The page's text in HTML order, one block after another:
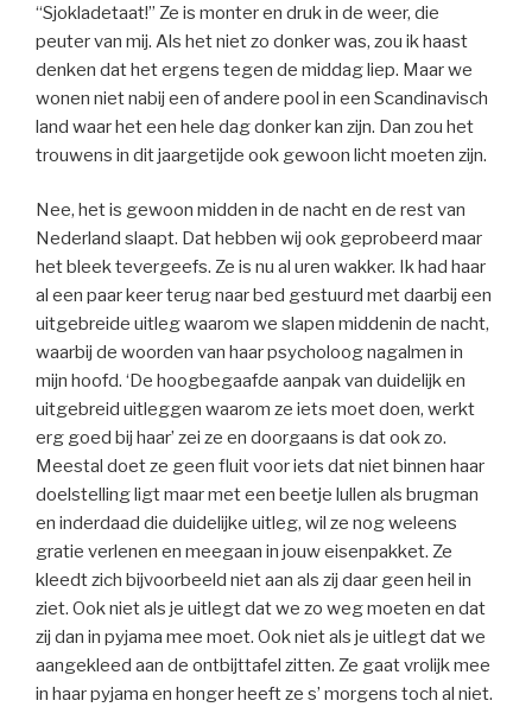
“Sjokladetaat!” Ze is monter en druk in de weer, die
peuter van mij. Als het niet zo donker was, zou ik haast
denken dat het ergens tegen de middag liep. Maar we
wonen niet nabij een of andere pool in een Scandinavisch
land waar het een hele dag donker kan zijn. Dan zou het
trouwens in dit jaargetijde ook gewoon licht moeten zijn.
Nee, het is gewoon midden in de nacht en de rest van
Nederland slaapt. Dat hebben wij ook geprobeerd maar
het bleek tevergeefs. Ze is nu al uren wakker. Ik had haar
al een paar keer terug naar bed gestuurd met daarbij een
uitgebreide uitleg waarom we slapen middenin de nacht,
waarbij de woorden van haar psycholoog nagalmen in
mijn hoofd. ‘De hoogbegaafde aanpak van duidelijk en
uitgebreid uitleggen waarom ze iets moet doen, werkt
erg goed bij haar’ zei ze en doorgaans is dat ook zo.
Meestal doet ze geen fluit voor iets dat niet binnen haar
doelstelling ligt maar met een beetje lullen als brugman
en inderdaad die duidelijke uitleg, wil ze nog weleens
gratie verlenen en meegaan in jouw eisenpakket. Ze
kleedt zich bijvoorbeeld niet aan als zij daar geen heil in
ziet. Ook niet als je uitlegt dat we zo weg moeten en dat
zij dan in pyjama mee moet. Ook niet als je uitlegt dat we
aangekleed aan de ontbijttafel zitten. Ze gaat vrolijk mee
in haar pyjama en honger heeft ze s’ morgens toch al niet.